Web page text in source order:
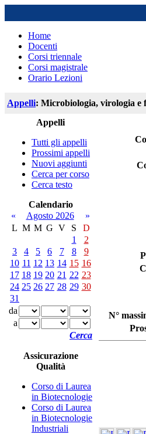
Home
Docenti
Corsi triennale
Corsi magistrale
Orario Lezioni
Appelli: Microbiologia, virologia e
Appelli
Tutti gli appelli
Prossimi appelli
Nuovi aggiunti
Cerca per corso
Cerca testo
Calendario
«
Agosto 2026
»
L M M G V S
D
1
2
3
4 5 6 7 8
9
10 11 12 13 14 15 16
17 18 19 20 21 22 23
24 25 26 27 28 29 30
31
da
a
Cerca
Assicurazione
Qualità
Corso di Laurea
in Biotecnologie
Corso di Laurea
in Biotecnologie
Industriali
N°